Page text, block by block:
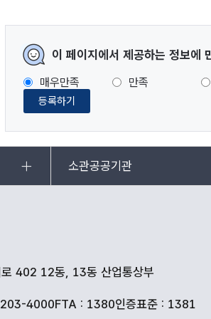
이 페이지에서 제공하는 정보에
매우만족 만족
등록하기
소관공공기관
402 12동, 13동 산업통상부
4000FTA : 1380인증표준 : 1381